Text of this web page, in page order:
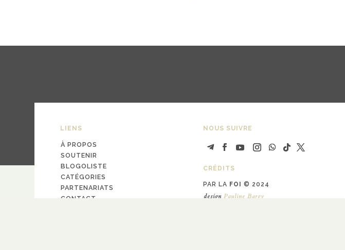
LIENS
À PROPOS
SOUTENIR
BLOGOLISTE
CATÉGORIES
PARTENARIATS
CONTACT
NOUS SUIVRE
CRÉDITS
PAR LA FOI © 2024
design Pauline Bargy